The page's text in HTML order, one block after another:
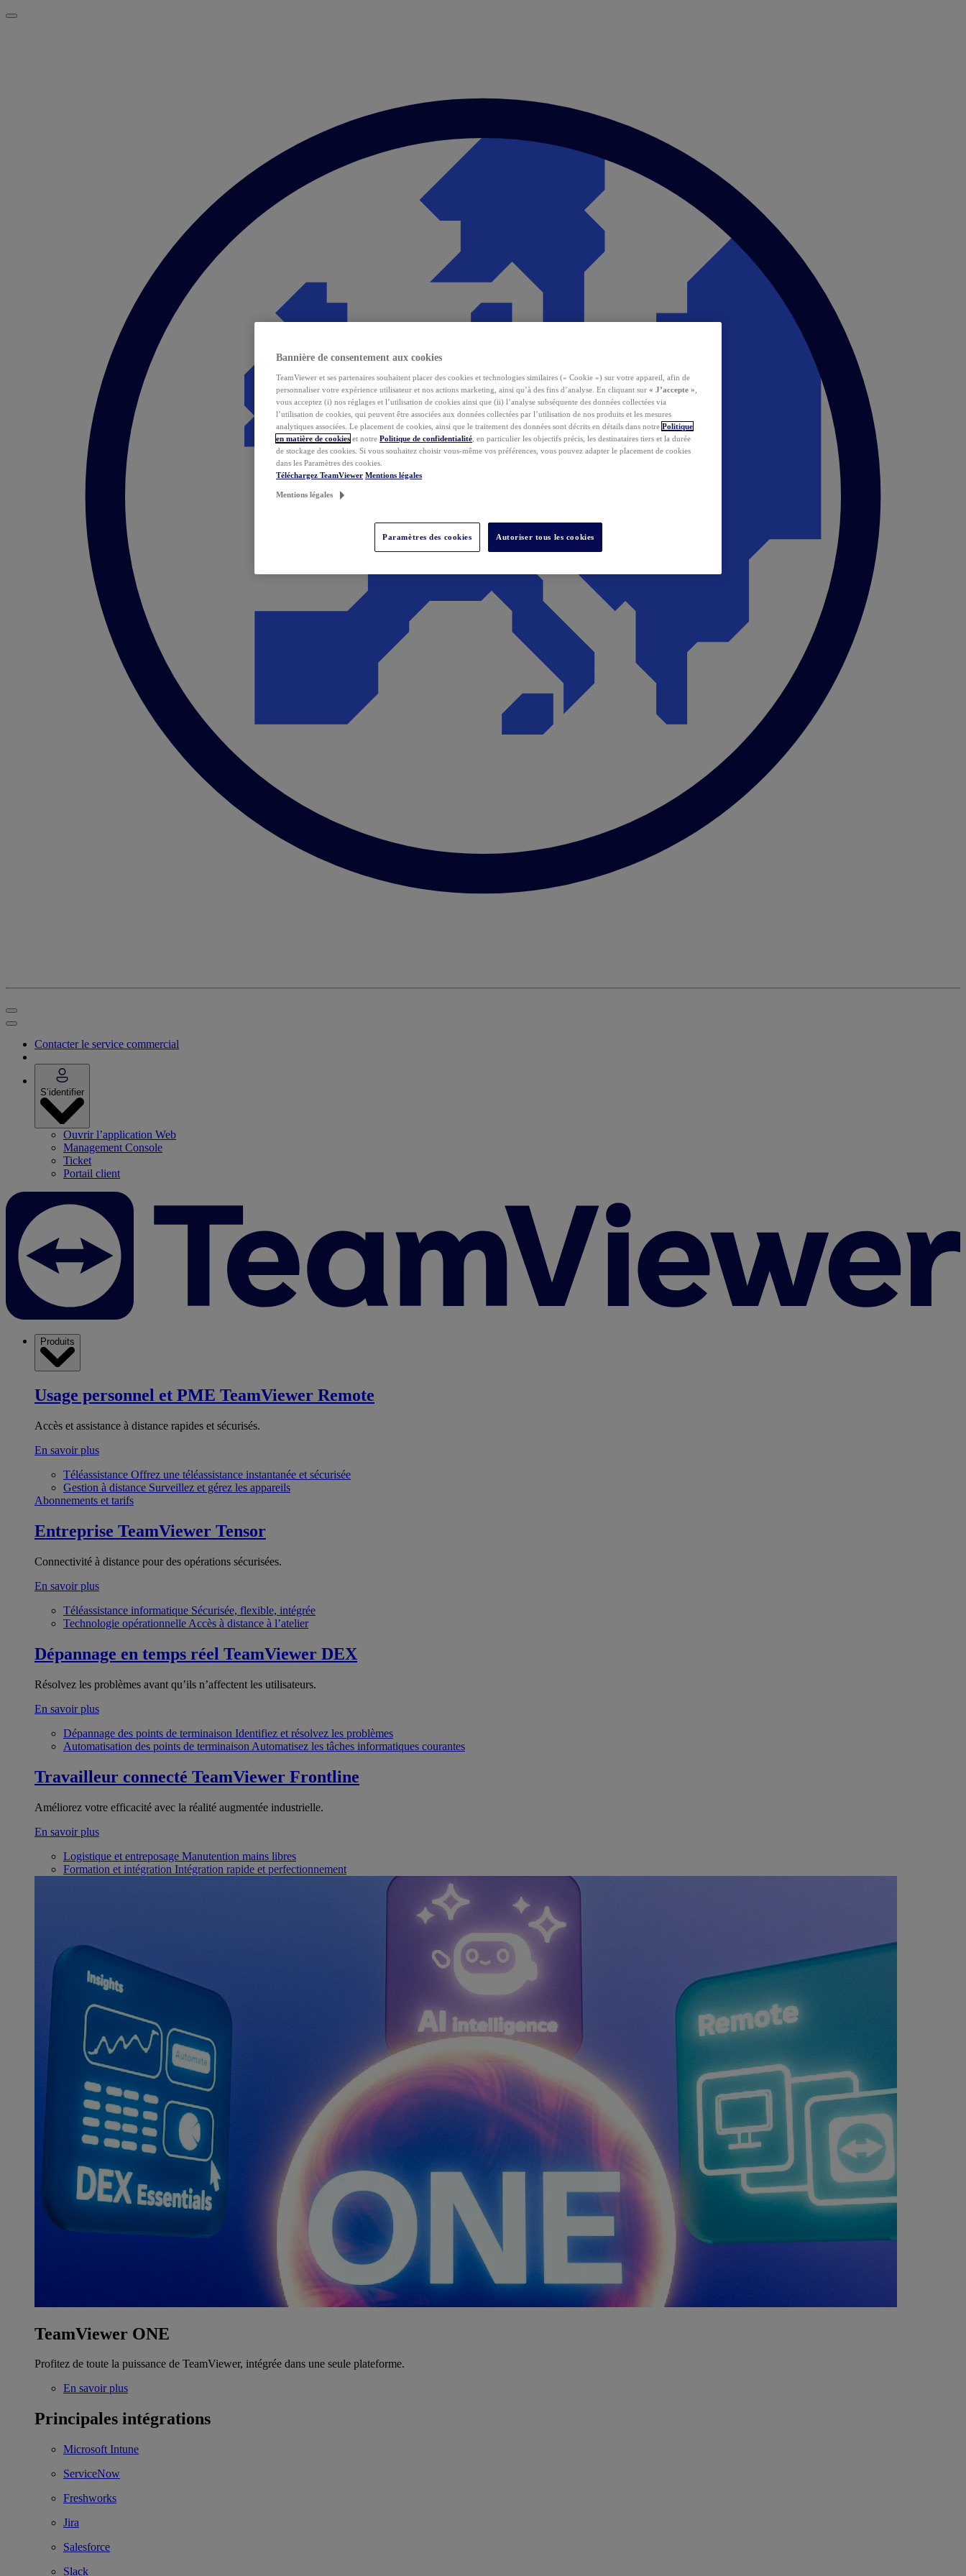
Contacter le service commercial
S’identifier
Ouvrir l’application Web
Management Console
Ticket
Portail client
Produits
Usage personnel et PME TeamViewer Remote
Accès et assistance à distance rapides et sécurisés.
En savoir plus
Téléassistance Offrez une téléassistance instantanée et sécurisée
Gestion à distance Surveillez et gérez les appareils
Abonnements et tarifs
Entreprise TeamViewer Tensor
Connectivité à distance pour des opérations sécurisées.
En savoir plus
Téléassistance informatique Sécurisée, flexible, intégrée
Technologie opérationnelle Accès à distance à l’atelier
Dépannage en temps réel TeamViewer DEX
Résolvez les problèmes avant qu’ils n’affectent les utilisateurs.
En savoir plus
Dépannage des points de terminaison Identifiez et résolvez les problèmes
Automatisation des points de terminaison Automatisez les tâches informatiques courantes
Travailleur connecté TeamViewer Frontline
Améliorez votre efficacité avec la réalité augmentée industrielle.
En savoir plus
Logistique et entreposage Manutention mains libres
Formation et intégration Intégration rapide et perfectionnement
TeamViewer ONE
Profitez de toute la puissance de TeamViewer, intégrée dans une seule plateforme.
En savoir plus
Principales intégrations
Microsoft Intune
ServiceNow
Freshworks
Jira
Salesforce
Slack
Bannière de consentement aux cookies
TeamViewer et ses partenaires souhaitent placer des cookies et technologies similaires (« Cookie ») sur votre appareil, afin de
personnaliser votre expérience utilisateur et nos actions marketing, ainsi qu’à des fins d’analyse. En cliquant sur « J’accepte »
vous acceptez (i) nos réglages et l’utilisation de cookies ainsi que (ii) l’analyse subséquente des données collectées via
l’utilisation de cookies, qui peuvent être associées aux données collectées par l’utilisation de nos produits et les mesures
analytiques associées. Le placement de cookies, ainsi que le traitement des données sont décrits en détails dans notre Politique
en matière de cookies et notre Politique de confidentialité , en particulier les objectifs précis, les destinataires tiers et la durée
de stockage des cookies. Si vous souhaitez choisir vous-même vos préférences, vous pouvez adapter le placement de cookies
dans les Paramètres des cookies.
Téléchargez TeamViewer Mentions légales
Mentions légales
Paramètres des cookies Autoriser tous les cookies